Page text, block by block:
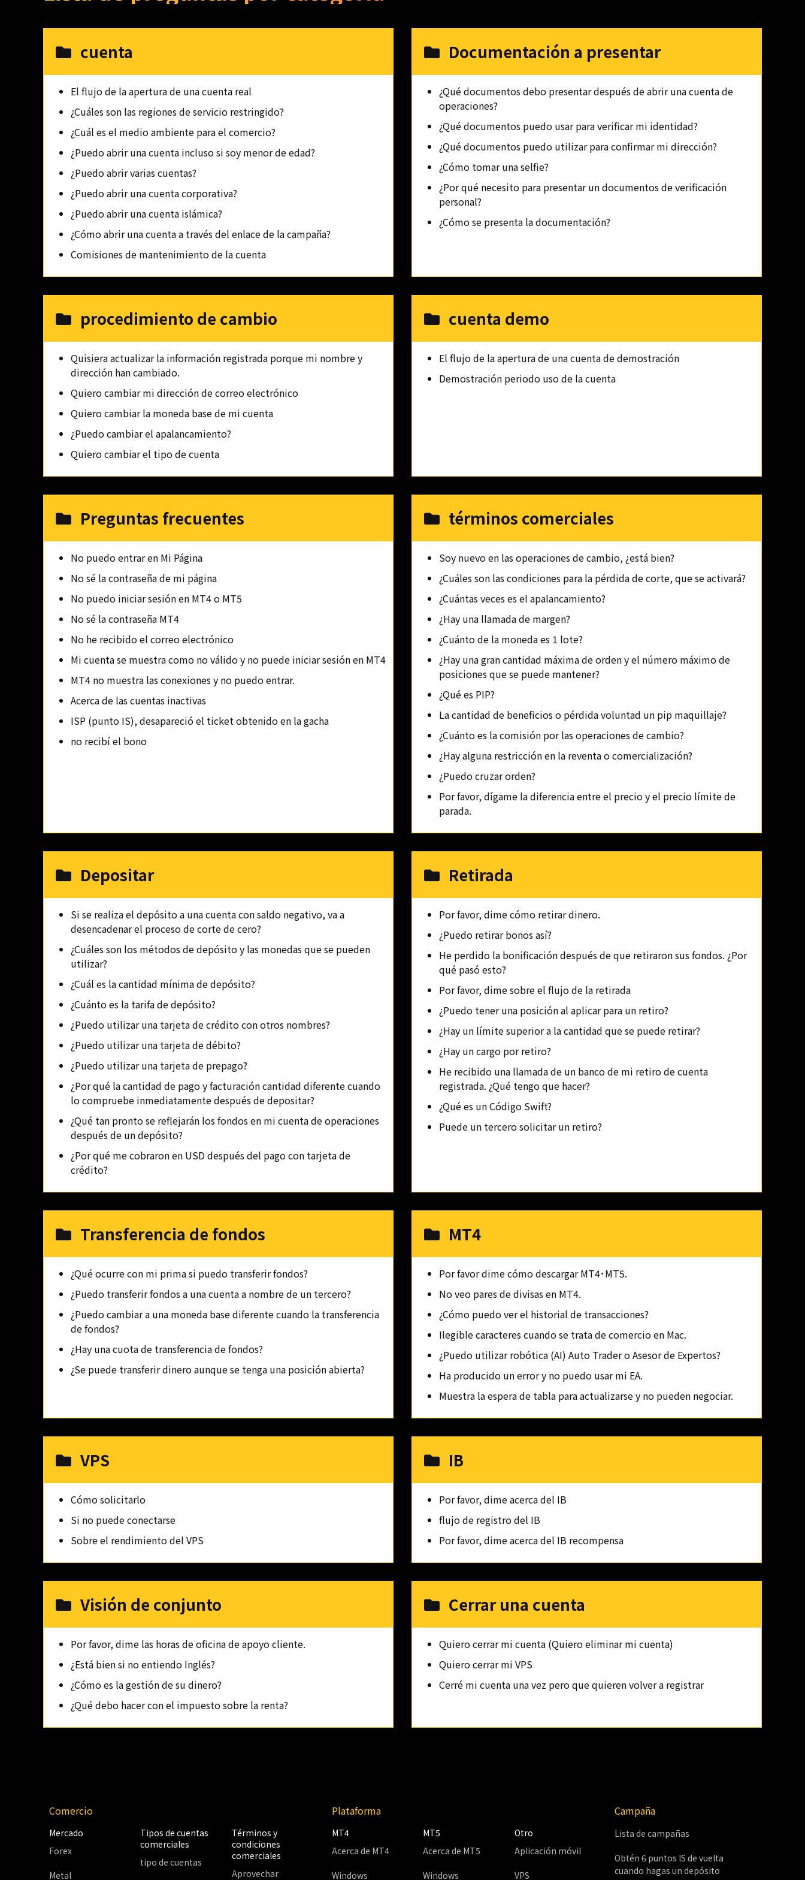
cuenta
El flujo de la apertura de una cuenta real
¿Cuáles son las regiones de servicio restringido?
¿Cuál es el medio ambiente para el comercio?
¿Puedo abrir una cuenta incluso si soy menor de edad?
¿Puedo abrir varias cuentas?
¿Puedo abrir una cuenta corporativa?
¿Puedo abrir una cuenta islámica?
¿Cómo abrir una cuenta a través del enlace de la campaña?
Comisiones de mantenimiento de la cuenta
Documentación a presentar
¿Qué documentos debo presentar después de abrir una cuenta de
operaciones?
¿Qué documentos puedo usar para verificar mi identidad?
¿Qué documentos puedo utilizar para confirmar mi dirección?
¿Cómo tomar una selfie?
¿Por qué necesito para presentar un documentos de verificación
personal?
¿Cómo se presenta la documentación?
procedimiento de cambio
Quisiera actualizar la información registrada porque mi nombre y
dirección han cambiado.
Quiero cambiar mi dirección de correo electrónico
Quiero cambiar la moneda base de mi cuenta
¿Puedo cambiar el apalancamiento?
Quiero cambiar el tipo de cuenta
cuenta demo
El flujo de la apertura de una cuenta de demostración
Demostración periodo uso de la cuenta
Preguntas frecuentes
No puedo entrar en Mi Página
No sé la contraseña de mi página
No puedo iniciar sesión en MT4 o MT5
No sé la contraseña MT4
No he recibido el correo electrónico
Mi cuenta se muestra como no válido y no puede iniciar sesión en MT4
MT4 no muestra las conexiones y no puedo entrar.
Acerca de las cuentas inactivas
ISP (punto IS), desapareció el ticket obtenido en la gacha
no recibí el bono
términos comerciales
Soy nuevo en las operaciones de cambio, ¿está bien?
¿Cuáles son las condiciones para la pérdida de corte, que se activará?
¿Cuántas veces es el apalancamiento?
¿Hay una llamada de margen?
¿Cuánto de la moneda es 1 lote?
¿Hay una gran cantidad máxima de orden y el número máximo de
posiciones que se puede mantener?
¿Qué es PIP?
La cantidad de beneficios o pérdida voluntad un pip maquillaje?
¿Cuánto es la comisión por las operaciones de cambio?
¿Hay alguna restricción en la reventa o comercialización?
¿Puedo cruzar orden?
Por favor, dígame la diferencia entre el precio y el precio límite de
parada.
Depositar
Si se realiza el depósito a una cuenta con saldo negativo, va a
desencadenar el proceso de corte de cero?
¿Cuáles son los métodos de depósito y las monedas que se pueden
utilizar?
¿Cuál es la cantidad mínima de depósito?
¿Cuánto es la tarifa de depósito?
¿Puedo utilizar una tarjeta de crédito con otros nombres?
¿Puedo utilizar una tarjeta de débito?
¿Puedo utilizar una tarjeta de prepago?
¿Por qué la cantidad de pago y facturación cantidad diferente cuando
lo compruebe inmediatamente después de depositar?
¿Qué tan pronto se reflejarán los fondos en mi cuenta de operaciones
después de un depósito?
¿Por qué me cobraron en USD después del pago con tarjeta de
crédito?
Retirada
Por favor, dime cómo retirar dinero.
¿Puedo retirar bonos así?
He perdido la bonificación después de que retiraron sus fondos. ¿Por
qué pasó esto?
Por favor, dime sobre el flujo de la retirada
¿Puedo tener una posición al aplicar para un retiro?
¿Hay un límite superior a la cantidad que se puede retirar?
¿Hay un cargo por retiro?
He recibido una llamada de un banco de mi retiro de cuenta
registrada. ¿Qué tengo que hacer?
¿Qué es un Código Swift?
Puede un tercero solicitar un retiro?
Transferencia de fondos
¿Qué ocurre con mi prima si puedo transferir fondos?
¿Puedo transferir fondos a una cuenta a nombre de un tercero?
¿Puedo cambiar a una moneda base diferente cuando la transferencia
de fondos?
¿Hay una cuota de transferencia de fondos?
¿Se puede transferir dinero aunque se tenga una posición abierta?
MT4
Por favor dime cómo descargar MT4･MT5.
No veo pares de divisas en MT4.
¿Cómo puedo ver el historial de transacciones?
Ilegible caracteres cuando se trata de comercio en Mac.
¿Puedo utilizar robótica (AI) Auto Trader o Asesor de Expertos?
Ha producido un error y no puedo usar mi EA.
Muestra la espera de tabla para actualizarse y no pueden negociar.
VPS
Cómo solicitarlo
Si no puede conectarse
Sobre el rendimiento del VPS
IB
Por favor, dime acerca del IB
flujo de registro del IB
Por favor, dime acerca del IB recompensa
Visión de conjunto
Por favor, dime las horas de oficina de apoyo cliente.
¿Está bien si no entiendo Inglés?
¿Cómo es la gestión de su dinero?
¿Qué debo hacer con el impuesto sobre la renta?
Cerrar una cuenta
Quiero cerrar mi cuenta (Quiero eliminar mi cuenta)
Quiero cerrar mi VPS
Cerré mi cuenta una vez pero que quieren volver a registrar
Comercio
Mercado
Forex
Metal
Tipos de cuentas
comerciales
tipo de cuentas
Términos y
condiciones
comerciales
Aprovechar
Plataforma
MT4
Acerca de MT4
Windows
MT5
Acerca de MT5
Windows
Otro
Aplicación móvil
VPS
Campaña
Lista de campañas
Obtén 6 puntos IS de vuelta
cuando hagas un depósito